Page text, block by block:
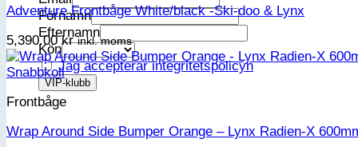
Förnamn
Efternamn
Kön
Jag accepterar integritetspolicyn
Adventure Frontbåge White/black -Ski-doo & Lynx
5,390.00kr inkl. moms
Snabbkoll
Frontbåge
Wrap Around Side Bumper Orange – Lynx Radien-X